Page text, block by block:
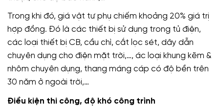
Trong khi đó, giá vật tư phụ chiếm khoảng 20% giá trị
hợp đồng. Đó là các thiết bị sử dụng trong tủ điện,
các loại thiết bị CB, cầu chì, cắt lọc sét, dây dẫn
chuyên dụng cho điện mặt trời,…, ác loại khung kẽm &
nhôm chuyên dụng, thang máng cáp có độ bền trên
30 năm ở ngoài trời,…
Điều kiện thi công, độ khó công trình